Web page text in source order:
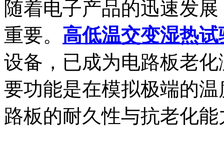
随着电子产品的迅速发
重要。 高低温交变湿热试
设备，已成为电路板老
要功能是在模拟极端的
路板的耐久性与抗老化能